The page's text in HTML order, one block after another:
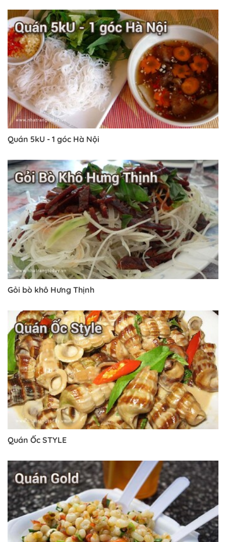
Trở về trang trước đó
Quán 5kU - 1 góc Hà Nội
Gỏi bò khô Hưng Thịnh
Quán Ốc STYLE